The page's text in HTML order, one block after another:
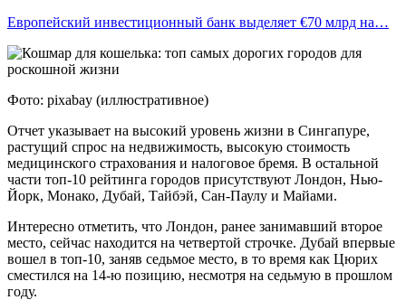
Европейский инвестиционный банк выделяет €70 млрд на…
Фото: pixabay (иллюстративное)
Отчет указывает на высокий уровень жизни в Сингапуре,
растущий спрос на недвижимость, высокую стоимость
медицинского страхования и налоговое бремя. В остальной
части топ-10 рейтинга городов присутствуют Лондон, Нью-
Йорк, Монако, Дубай, Тайбэй, Сан-Паулу и Майами.
Интересно отметить, что Лондон, ранее занимавший второе
место, сейчас находится на четвертой строчке. Дубай впервые
вошел в топ-10, заняв седьмое место, в то время как Цюрих
сместился на 14-ю позицию, несмотря на седьмую в прошлом
году.